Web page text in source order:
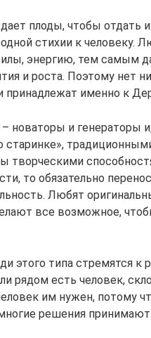
плоды, чтобы отдать
стихии к человеку.
энергию, тем самым
и роста. Поэтому нет
принадлежат именно к
новаторы и генераторы
старинке»,
творческими
то обязательно
Любят
все возможное,
этого типа стремятся к
рядом есть человек,
им нужен, потому
решения